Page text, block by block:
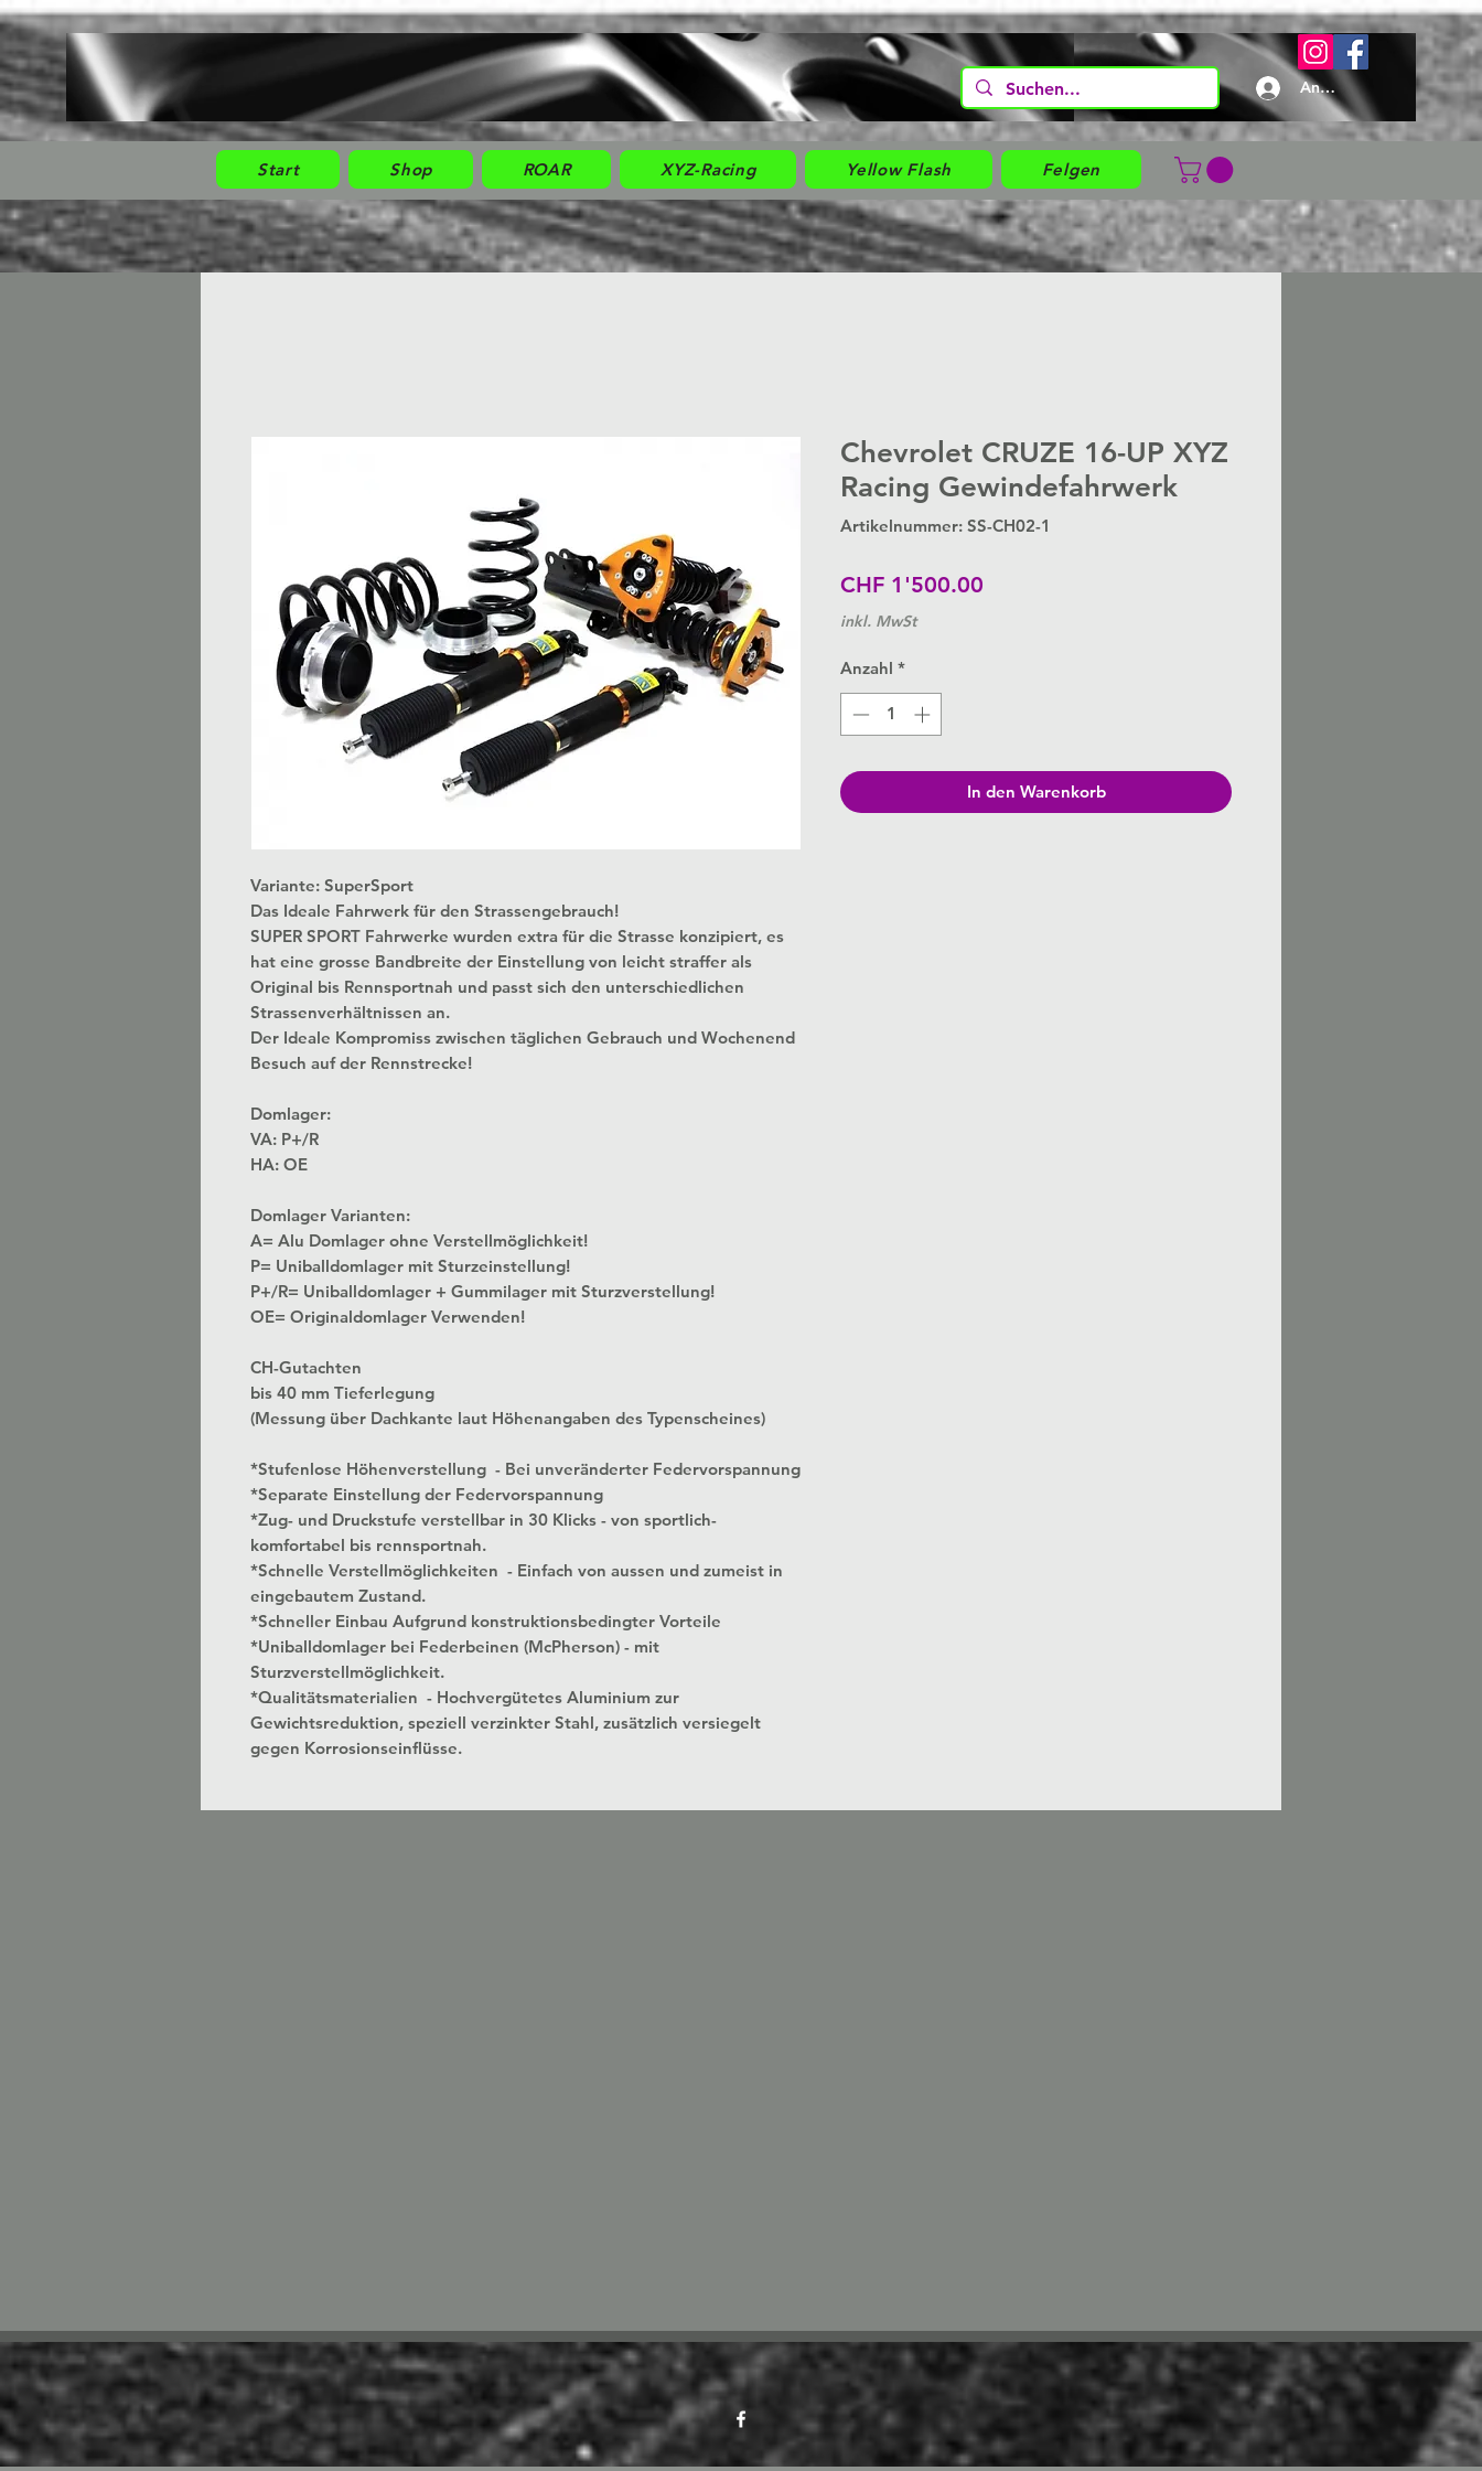
Anmelden
Start Shop ROAR XYZ-Racing Yellow Flash Felgen
Variante: SuperSport
Das Ideale Fahrwerk für den Strassengebrauch!
SUPER SPORT Fahrwerke wurden extra für die Strasse konzipiert, es
hat eine grosse Bandbreite der Einstellung von leicht straffer als
Original bis Rennsportnah und passt sich den unterschiedlichen
Strassenverhältnissen an.
Der Ideale Kompromiss zwischen täglichen Gebrauch und Wochenend
Besuch auf der Rennstrecke!
Domlager:
VA: P+/R
HA: OE
Domlager Varianten:
A= Alu Domlager ohne Verstellmöglichkeit!
P= Uniballdomlager mit Sturzeinstellung!
P+/R= Uniballdomlager + Gummilager mit Sturzverstellung!
OE= Originaldomlager Verwenden!
CH-Gutachten
bis 40 mm Tieferlegung
(Messung über Dachkante laut Höhenangaben des Typenscheines)
*Stufenlose Höhenverstellung - Bei unveränderter Federvorspannung
*Separate Einstellung der Federvorspannung
*Zug- und Druckstufe verstellbar in 30 Klicks - von sportlich-
komfortabel bis rennsportnah.
*Schnelle Verstellmöglichkeiten - Einfach von aussen und zumeist in
eingebautem Zustand.
*Schneller Einbau Aufgrund konstruktionsbedingter Vorteile
*Uniballdomlager bei Federbeinen (McPherson) - mit
Sturzverstellmöglichkeit.
*Qualitätsmaterialien - Hochvergütetes Aluminium zur
Gewichtsreduktion, speziell verzinkter Stahl, zusätzlich versiegelt
gegen Korrosionseinflüsse.
Chevrolet CRUZE 16-UP XYZ
Racing Gewindefahrwerk
Artikelnummer: SS-CH02-1
CHF 1'500.00
inkl. MwSt
Anzahl *
In den Warenkorb